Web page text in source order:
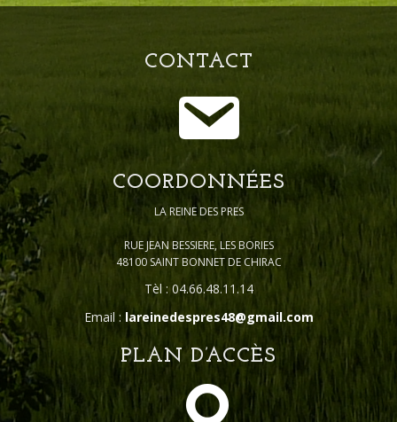
CONTACT
COORDONNÉES
LA REINE DES PRES
RUE JEAN BESSIERE, LES BORIES
48100 SAINT BONNET DE CHIRAC
Tèl : 04.66.48.11.14
Email : lareinedespres48@gmail.com
PLAN D’ACCÈS